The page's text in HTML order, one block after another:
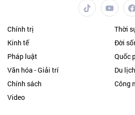
Chính trị
Thời
Kinh tế
Đời
Pháp luật
Quốc
Văn hóa - Giải trí
Du lịch
Chính sách
Công
Video